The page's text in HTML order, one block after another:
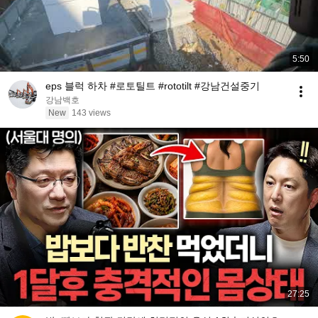
5:50
eps 블럭 하차 #로토틸트 #rototilt #강남건설중기
강남백호
New
143 views
27:25